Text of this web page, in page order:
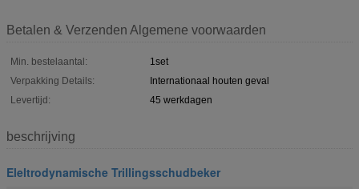
Betalen & Verzenden Algemene voorwaarden
Min. bestelaantal:
1set
Verpakking Details:
Internationaal houten geval
Levertijd:
45 werkdagen
beschrijving
Eleltrodynamische Trillingsschudbeker